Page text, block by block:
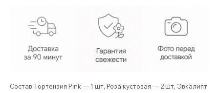
Состав: Гортензия Pink — 1 шт, Роза кустовая — 2 шт, Эвкалипт